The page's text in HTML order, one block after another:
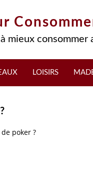
mieux consommer
LOISIRS
poker ?